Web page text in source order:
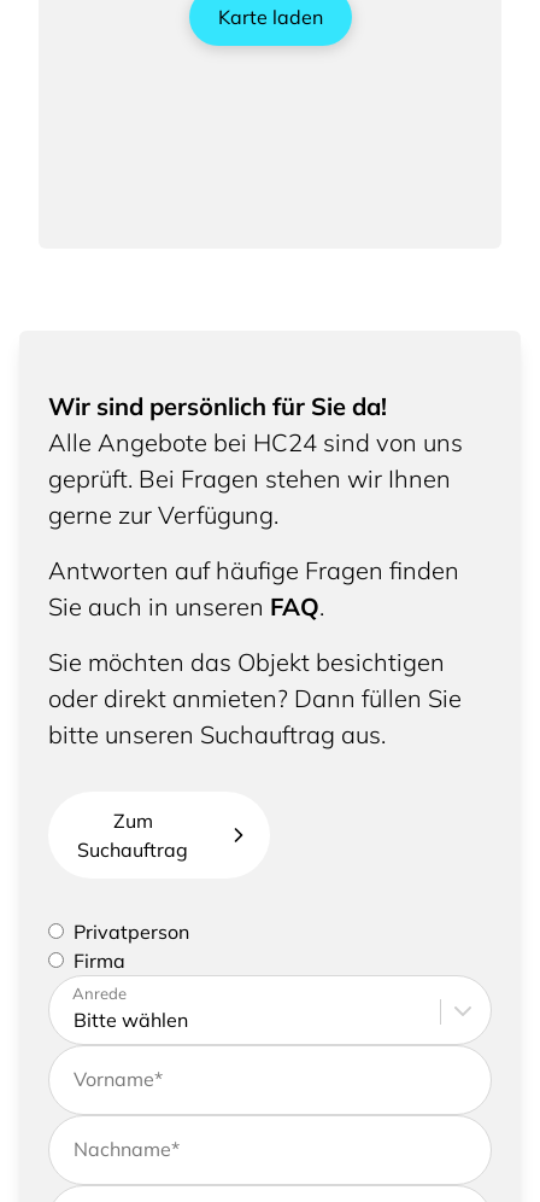
Karte laden
Wir sind persönlich für Sie da!
Alle Angebote bei HC24 sind von uns
geprüft. Bei Fragen stehen wir Ihnen
gerne zur Verfügung.
Antworten auf häufige Fragen finden
Sie auch in unseren FAQ.
Sie möchten das Objekt besichtigen
oder direkt anmieten? Dann füllen Sie
bitte unseren Suchauftrag aus.
Zum
Suchauftrag
Bitte geben Sie an, ob Sie eine Privatperson sind
oder eine Firma vertreten
Privatperson
Firma
Bitte tragen Sie Ihre Adresse sowie
Kontaktdaten ein
Anrede
Vorname*
Nachname*